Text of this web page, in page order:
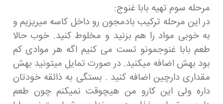
مرحله سوم تهیه بابا غنوج:
در این مرحله ترکیب بادمجون رو داخل کاسه میریزیم و
به خوبی مواد را هم بزنید و مخلوط کنید. خوب حالا
طعم بابا غنوجمونو تست می کنیم اگه هر موادی کم
بود بهش اضافه میکنید. در صورت تمایل میتونید بهش
مقداری دارچین اضافه کنید . بستگی به ذائقه خودتان
داره ولی این کارو من هیچوقت نمیکنم چون طعم